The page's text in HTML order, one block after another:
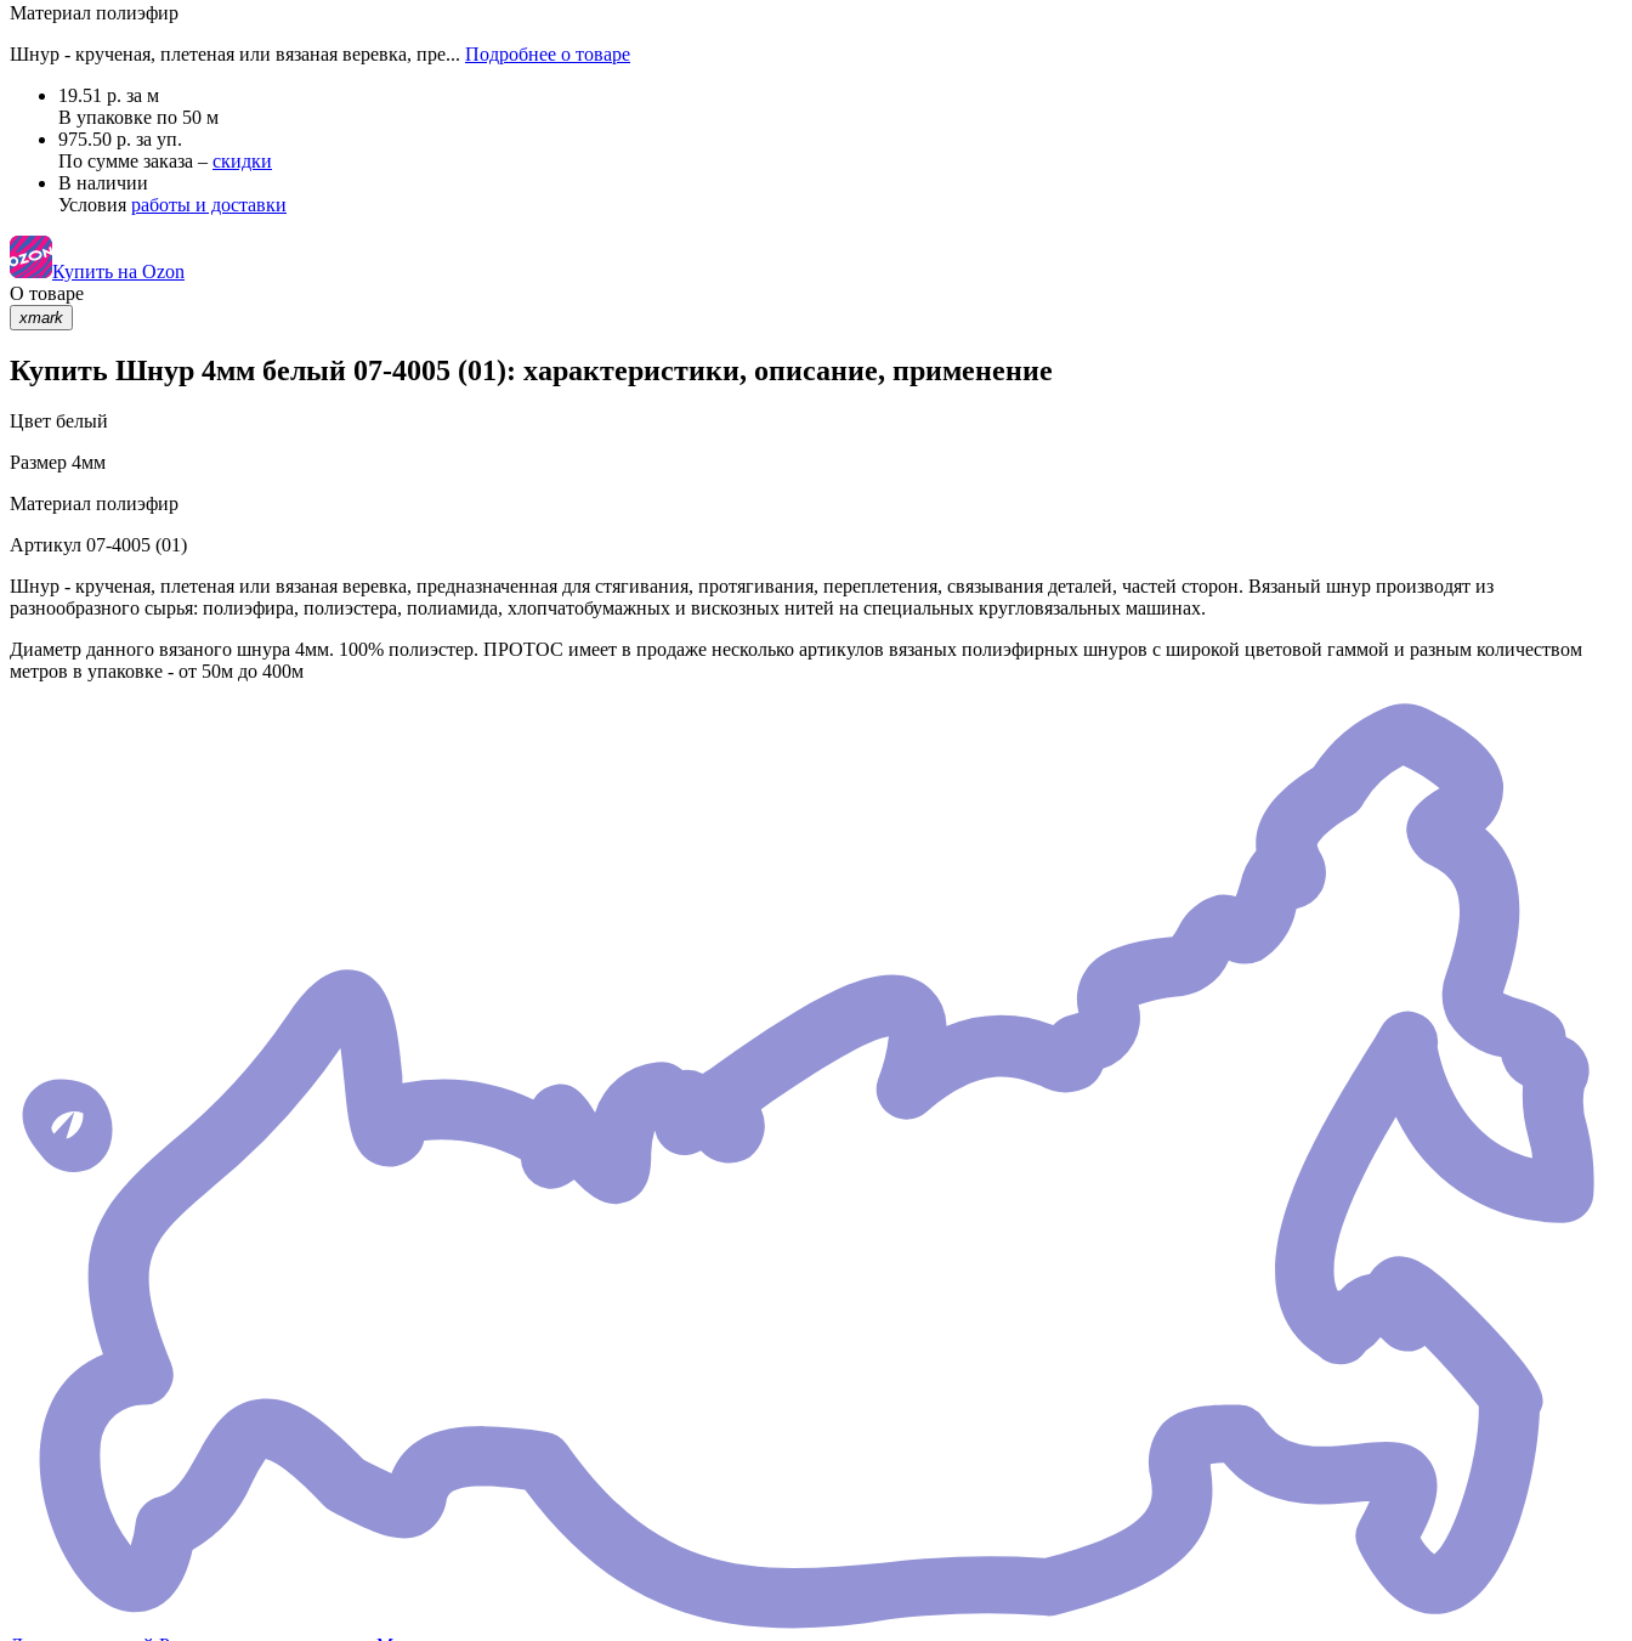
Материал полиэфир
Шнур - крученая, плетеная или вязаная веревка, пре... Подробнее о товаре
19.51 р. за м
В упаковке по 50 м
975.50 р. за уп.
По сумме заказа – скидки
В наличии
Условия работы и доставки
Купить на Ozon
О товаре
xmark
Купить Шнур 4мм белый 07-4005 (01): характеристики, описание, применение
Цвет белый
Размер 4мм
Материал полиэфир
Артикул 07-4005 (01)
Шнур - крученая, плетеная или вязаная веревка, предназначенная для стягивания, протягивания, переплетения, связывания деталей, частей сторон. Вязаный шнур производят из
разнообразного сырья: полиэфира, полиэстера, полиамида, хлопчатобумажных и вискозных нитей на специальных кругловязальных машинах.
Диаметр данного вязаного шнура 4мм. 100% полиэстер. ПРОТОС имеет в продаже несколько артикулов вязаных полиэфирных шнуров с широкой цветовой гаммой и разным количеством
метров в упаковке - от 50м до 400м